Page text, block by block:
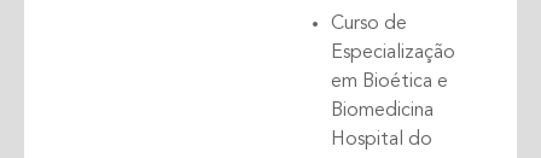
Curso de
Especialização
em Bioética e
Biomedicina
Hospital do